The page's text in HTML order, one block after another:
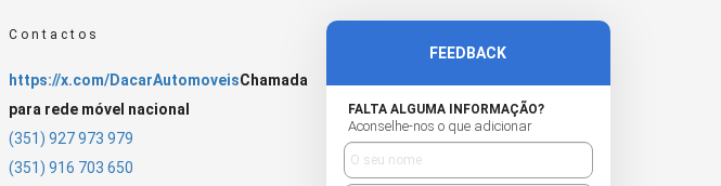
Contactos
https://x.com/DacarAutomoveisChamada
para rede móvel nacional
(351) 927 973 979
(351) 916 703 650
FEEDBACK
FALTA ALGUMA INFORMAÇÃO?
Aconselhe-nos o que adicionar